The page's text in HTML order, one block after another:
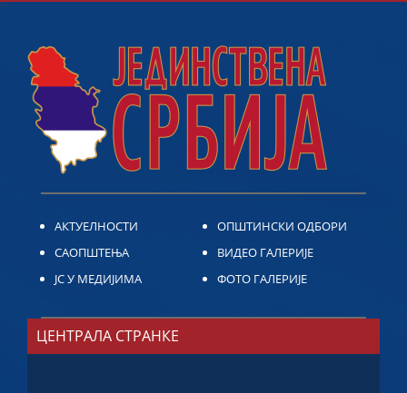
АКТУЕЛНОСТИ
САОПШТЕЊА
ЈС У МЕДИЈИМА
ОПШТИНСКИ ОДБОРИ
ВИДЕО ГАЛЕРИЈЕ
ФОТО ГАЛЕРИЈЕ
ЦЕНТРАЛА СТРАНКЕ